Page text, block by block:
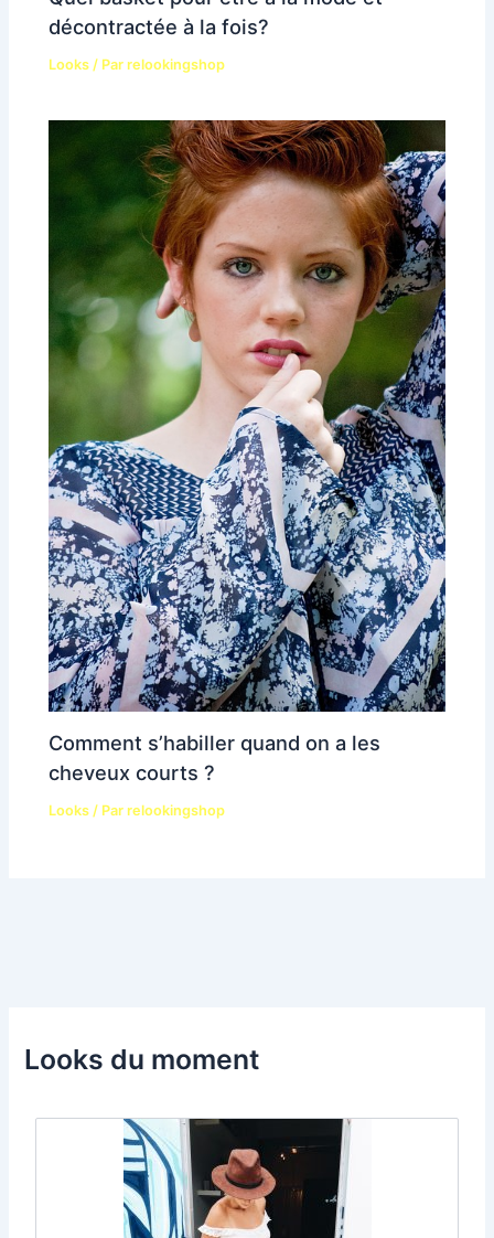
décontractée à la fois?
Looks / Parrelookingshop
Comment s’habiller quand on a les
cheveux courts ?
Looks / Parrelookingshop
Looks du moment